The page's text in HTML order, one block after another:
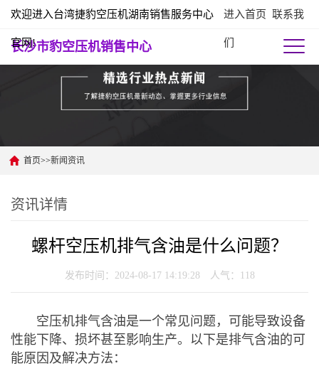
欢迎进入台湾捷豹空压机湖南销售服务中心
官网!
进入首页 联系我
们
长沙市豹空压机销售中心
首页>>新闻资讯
资讯详情
螺杆空压机排气含油是什么问题？
发布时间：2024-08-17 14:19:28 人气： 118
空压机排气含油是一个常见问题，可能导致设备
性能下降、损坏甚至影响生产。以下是排气含油的可
能原因及解决方法：